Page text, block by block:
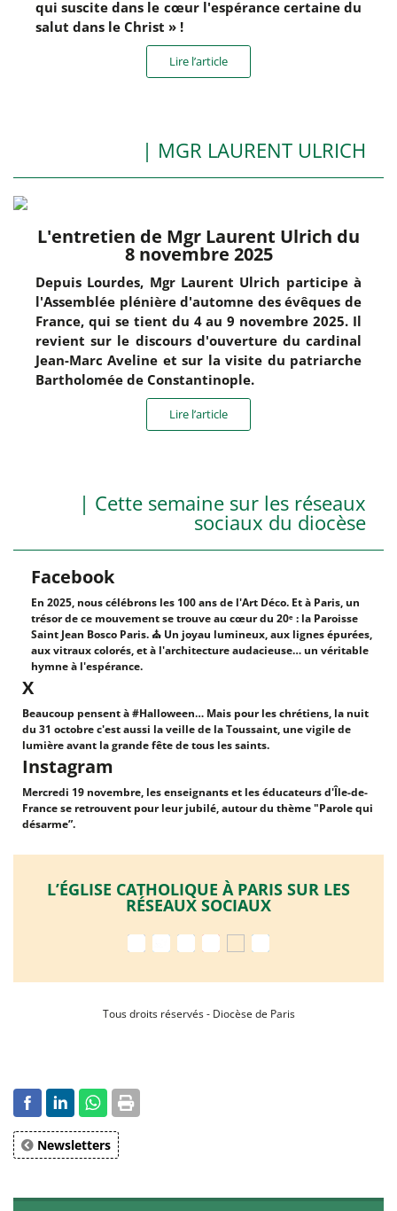
qui suscite dans le cœur l'espérance certaine du
salut dans le Christ » !
Lire l’article
| MGR LAURENT ULRICH
L'entretien de Mgr Laurent Ulrich du
8 novembre 2025
Depuis Lourdes, Mgr Laurent Ulrich participe à
l'Assemblée plénière d'automne des évêques de
France, qui se tient du 4 au 9 novembre 2025. Il
revient sur le discours d'ouverture du cardinal
Jean-Marc Aveline et sur la visite du patriarche
Bartholomée de Constantinople.
Lire l’article
| Cette semaine sur les réseaux
sociaux du diocèse
Facebook
En 2025, nous célébrons les 100 ans de l'Art Déco. Et à Paris, un
trésor de ce mouvement se trouve au cœur du 20ᵉ : la Paroisse
Saint Jean Bosco Paris. ⛪ Un joyau lumineux, aux lignes épurées,
aux vitraux colorés, et à l'architecture audacieuse… un véritable
hymne à l'espérance.
X
Beaucoup pensent à #Halloween… Mais pour les chrétiens, la nuit
du 31 octobre c'est aussi la veille de la Toussaint, une vigile de
lumière avant la grande fête de tous les saints.
Instagram
Mercredi 19 novembre, les enseignants et les éducateurs d'Île-de-
France se retrouvent pour leur jubilé, autour du thème "Parole qui
désarme”.
L’ÉGLISE CATHOLIQUE À PARIS SUR LES
RÉSEAUX SOCIAUX
Tous droits réservés - Diocèse de Paris
Newsletters